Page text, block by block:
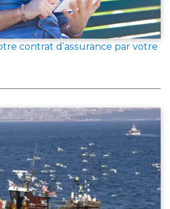
contrat d’assurance par votre